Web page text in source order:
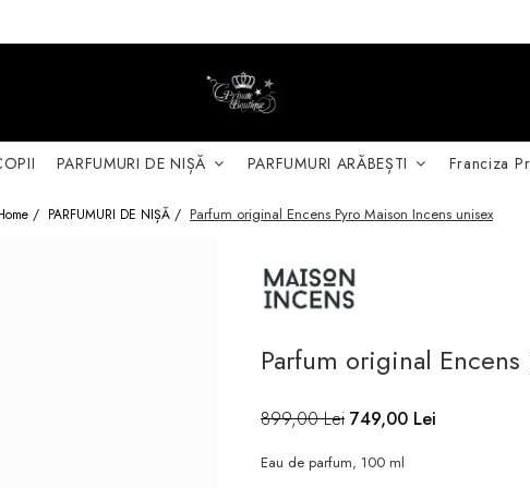
PARFUMURI DE NIȘĂ PARFUMURI ARĂBEȘTI Franciza
/ PARFUMURI DE NIȘĂ / Parfum original Encens Pyro Maison Incens unisex
Parfum original
899,00 Lei 749,00 Lei
Eau de parfum, 100 ml